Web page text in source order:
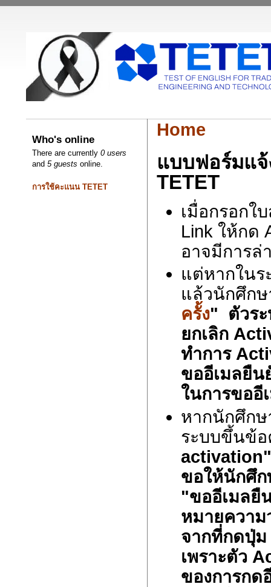
Who's online
There are currently0 users
and5 guests online.
การใช้คะแนน TETET
Home
แบบฟอร์มแ
TETET
เมื่อกรอกใ
Link ให้กด
อาจมีการ
แต่หากในร
แล้วนักศึก
ครั้ง" ตัวระ
ยกเลิก
ทำการ
ขออีเมลยืน
ในการขออี
หากนักศึกษ
ระบบขึ้นข้
activation"
ขอให้นักศึ
"ขออีเมลยื
หมายความ
จากที่กดปุ่ม
เพราะตัว
ของการกด